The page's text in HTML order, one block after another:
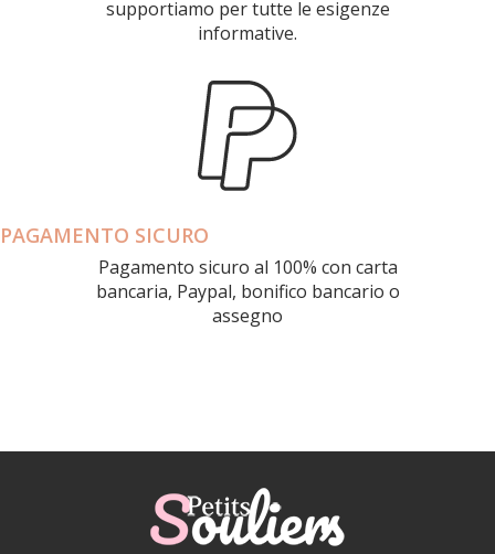
supportiamo per tutte le esigenze
informative.
PAGAMENTO SICURO
Pagamento sicuro al 100% con carta
bancaria, Paypal, bonifico bancario o
assegno